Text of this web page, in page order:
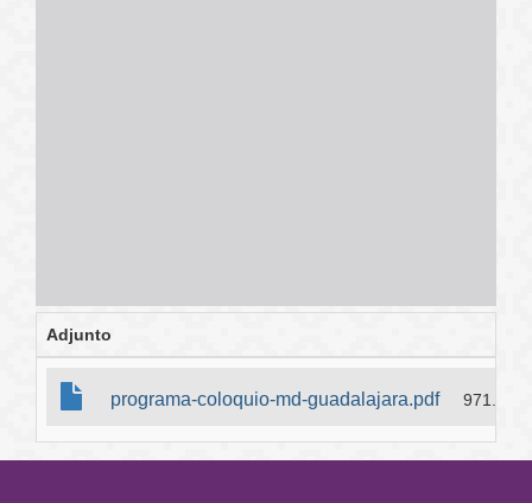
Adjunto
programa-coloquio-md-guadalajara.pdf 971.3 KB